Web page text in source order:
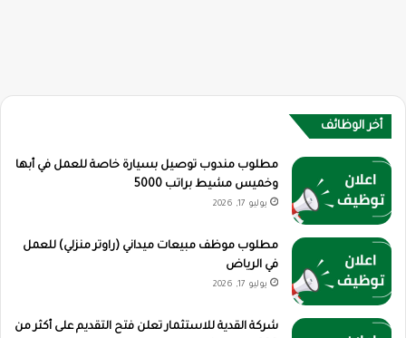
أخر الوظائف
مطلوب مندوب توصيل بسيارة خاصة للعمل في أبها
وخميس مشيط براتب 5000
يوليو 17, 2026
مطلوب موظف مبيعات ميداني (راوتر منزلي) للعمل
في الرياض
يوليو 17, 2026
شركة القدية للاستثمار تعلن فتح التقديم على أكثر من